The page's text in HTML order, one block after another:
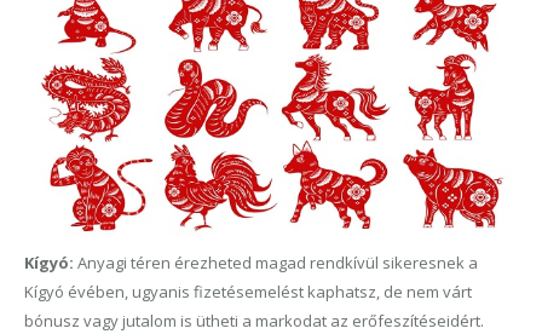
Kígyó: Anyagi téren érezheted magad rendkívül sikeresnek a
Kígyó évében, ugyanis fizetésemelést kaphatsz, de nem várt
bónusz vagy jutalom is ütheti a markodat az erőfeszítéseidért.